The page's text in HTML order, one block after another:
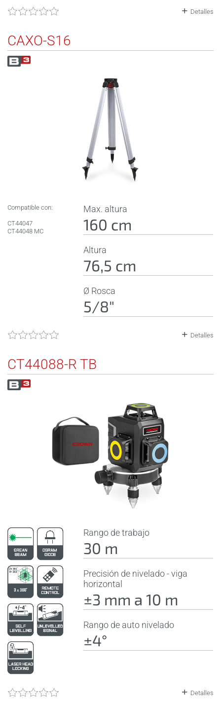
Detalles
CAXO-S16
Compatible con:
CT44047
CT44048 MC
Max. altura
160 cm
Altura
76,5 cm
Ø Rosca
5/8"
Detalles
CT44088-R TB
Rango de trabajo
30 m
Precisión de nivelado - viga
horizontal
±3 mm a 10 m
Rango de auto nivelado
±4°
Detalles